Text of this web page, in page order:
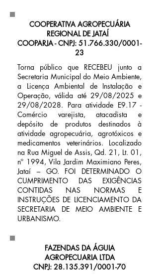
COOPERATIVA AGROPECUÁRIA
REGIONAL DE JATAÍ
COOPARJA - CNPJ: 51.766.330/0001-
23
Torna público que RECEBEU junto a
Secretaria Municipal do Meio Ambiente,
a Licença Ambiental de Instalação e
Operação, válida até 29/08/2025 e
29/08/2028. Para atividade E9.17 -
Comércio varejista, atacadista e
depósito de produtos destinados à
atividade agropecuária, agrotóxicos e
medicamentos veterinários. Localizado
na Rua Miguel de Assis, Qd. 21, Lt. 01,
nº 1994, Vila Jardim Maximiano Peres,
Jataí – GO. FOI DETERMINADO O
CUMPRIMENTO DAS EXIGÊNCIAS
CONTIDAS NAS NORMAS E
INSTRUÇÕES DE LICENCIAMENTO DA
SECRETARIA DE MEIO AMBIENTE E
URBANISMO.
FAZENDAS DA ÁGUIA
AGROPECUARIA LTDA
CNPJ: 28.135.391/0001-70